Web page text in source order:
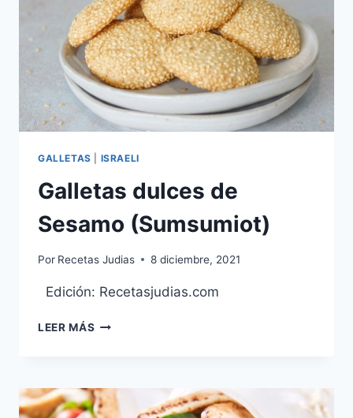
GALLETAS ISRAELI
Galletas dulces de
Sesamo (Sumsumiot)
Por Recetas Judias 8 diciembre, 2021
Edición: Recetasjudias.com
LEER MÁS GALLETAS
(SUMSUMIOT)